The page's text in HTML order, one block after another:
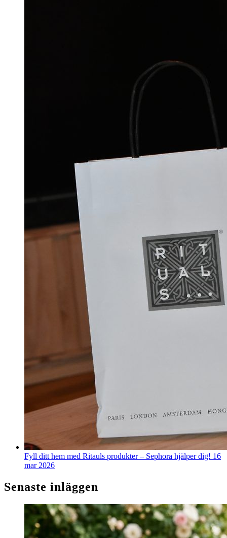
Fyll ditt hem med Ritauls produkter – Sephora hjälper dig! 16
mar 2026
Senaste inläggen